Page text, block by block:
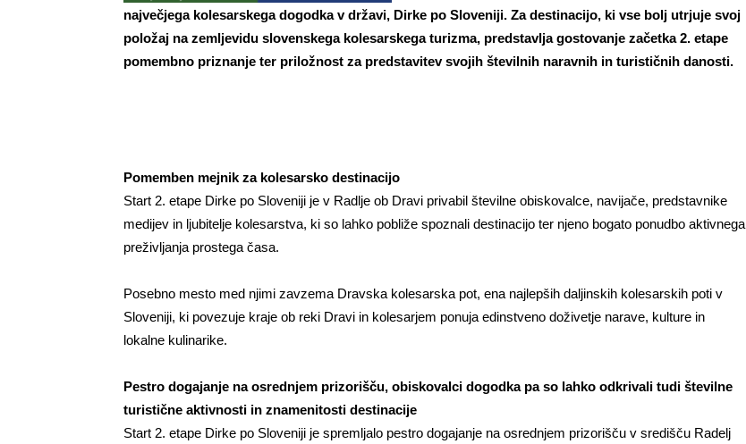
največjega kolesarskega dogodka v državi, Dirke po Sloveniji. Za destinacijo, ki vse bolj utrjuje svoj
položaj na zemljevidu slovenskega kolesarskega turizma, predstavlja gostovanje začetka 2. etape
pomembno priznanje ter priložnost za predstavitev svojih številnih naravnih in turističnih danosti.
Pomemben mejnik za kolesarsko destinacijo
Start 2. etape Dirke po Sloveniji je v Radlje ob Dravi privabil številne obiskovalce, navijače, predstavnike
medijev in ljubitelje kolesarstva, ki so lahko pobliže spoznali destinacijo ter njeno bogato ponudbo aktivnega
preživljanja prostega časa.
Posebno mesto med njimi zavzema Dravska kolesarska pot, ena najlepših daljinskih kolesarskih poti v
Sloveniji, ki povezuje kraje ob reki Dravi in kolesarjem ponuja edinstveno doživetje narave, kulture in
lokalne kulinarike.
Pestro dogajanje na osrednjem prizorišču, obiskovalci dogodka pa so lahko odkrivali tudi številne
turistične aktivnosti in znamenitosti destinacije
Start 2. etape Dirke po Sloveniji je spremljalo pestro dogajanje na osrednjem prizorišču v središču Radelj